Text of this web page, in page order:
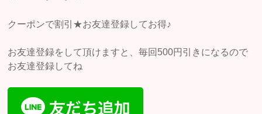
クーポンで割引★お友達登録してお得♪
お友達登録をして頂けますと、毎回500円引きになるので
お友達登録してね